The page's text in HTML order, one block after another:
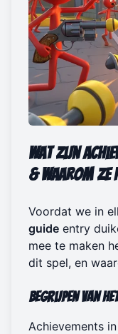
Wat Zijn
& Waarom Ze
Voordat we in
guide entry
mee te maken
dit spel, en
Begrijpen van
Achievements